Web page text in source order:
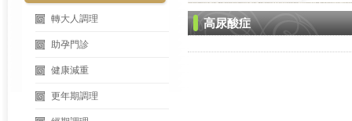
轉大人調理
助孕門診
健康減重
更年期調理
高尿酸症